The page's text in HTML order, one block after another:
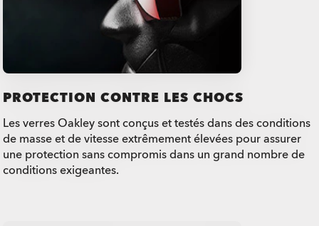
PROTECTION CONTRE LES CHOCS
Les verres Oakley sont conçus et testés dans des conditions
de masse et de vitesse extrêmement élevées pour assurer
une protection sans compromis dans un grand nombre de
conditions exigeantes.